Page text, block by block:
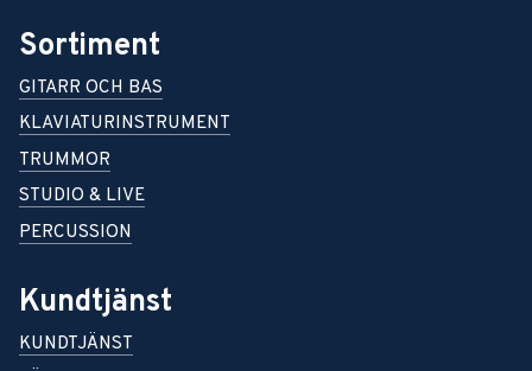
Sortiment
GITARR OCH BAS
KLAVIATURINSTRUMENT
TRUMMOR
STUDIO & LIVE
PERCUSSION
Kundtjänst
KUNDTJÄNST